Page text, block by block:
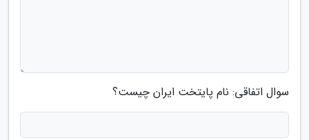
سوال اتفاقی: نام پایتخت ایران چیست؟